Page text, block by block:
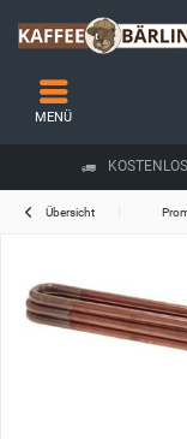
MENÜ
Übersicht